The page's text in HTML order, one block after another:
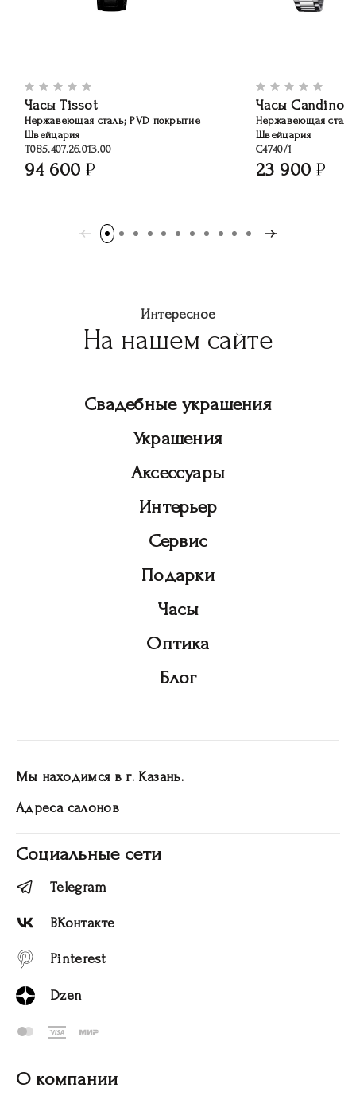
Часы Tissot
Нержавеющая сталь; PVD покрытие
Швейцария
T085.407.26.013.00
94 600
Часы Candino
Нержавеющая сталь
Швейцария
C4740/1
23 900
Интересное
На нашем сайте
Свадебные украшения
Украшения
Аксессуары
Интерьер
Сервис
Подарки
Часы
Оптика
Блог
Мы находимся в г. Казань.
Адреса салонов
Социальные сети
Telegram
ВКонтакте
Pinterest
Dzen
О компании